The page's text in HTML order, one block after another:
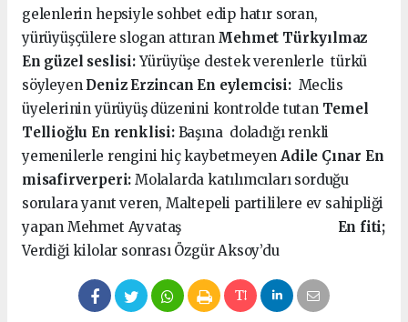
gelenlerin hepsiyle sohbet edip hatır soran,
yürüyüşçülere slogan attıran Mehmet Türkyılmaz
En güzel seslisi:Yürüyüşe destek verenlerle türkü
söyleyen Deniz Erzincan En eylemcisi:Meclis
üyelerinin yürüyüş düzenini kontrolde tutan Temel
Tellioğlu En renklisi:Başına doladığı renkli
yemenilerle rengini hiç kaybetmeyenAdile Çınar En
misafirverperi: Molalarda katılımcıları sorduğu
sorulara yanıt veren, Maltepeli partililere ev sahipliği
yapan Mehmet Ayvataş
En fiti;
Verdiği kilolar sonrası Özgür Aksoy’du